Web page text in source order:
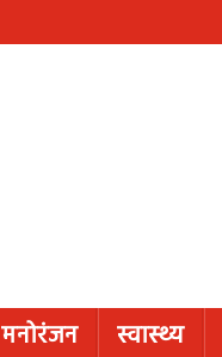
मनोरंजन स्वास्थ्य